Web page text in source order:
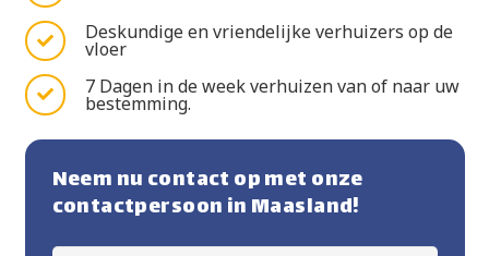
Deskundige en vriendelijke verhuizers op de
vloer
7 Dagen in de week verhuizen van of naar uw
bestemming.
Neem nu contact op met onze
contactpersoon in Maasland!